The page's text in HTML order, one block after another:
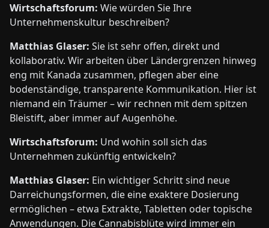
Wirtschaftsforum: Wie würden Sie Ihre
Unternehmenskultur beschreiben?
Matthias Glaser: Sie ist sehr offen, direkt und
kollaborativ. Wir arbeiten über Ländergrenzen hinweg
eng mit Kanada zusammen, pflegen aber eine
bodenständige, transparente Kommunikation. Hier ist
niemand ein Träumer – wir rechnen mit dem spitzen
Bleistift, aber immer auf Augenhöhe.
Wirtschaftsforum: Und wohin soll sich das
Unternehmen zukünftig entwickeln?
Matthias Glaser: Ein wichtiger Schritt sind neue
Darreichungsformen, die eine exaktere Dosierung
ermöglichen – etwa Extrakte, Tabletten oder topische
Anwendungen. Die Cannabisblüte wird immer ein